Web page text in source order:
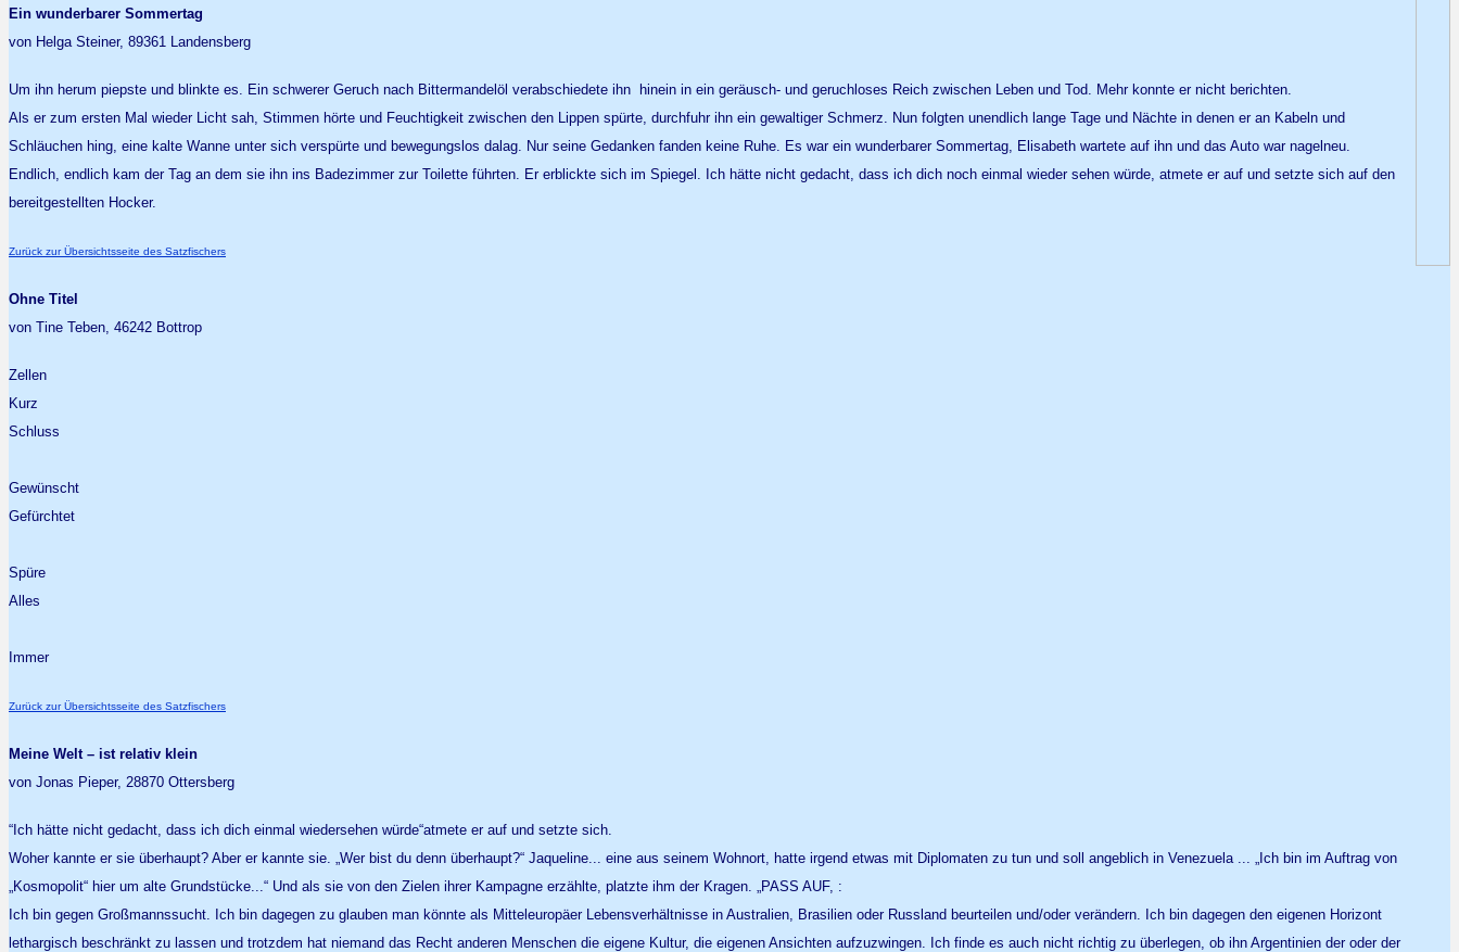
Ein wunderbarer Sommertag
von Helga Steiner, 89361 Landensberg
Um ihn herum piepste und blinkte es. Ein schwerer Geruch nach Bittermandelöl verabschiedete ihn  hinein in ein geräusch- und geruchloses Reich zwischen Leben und Tod. Mehr konnte er nicht berichten.
Als er zum ersten Mal wieder Licht sah, Stimmen hörte und Feuchtigkeit zwischen den Lippen spürte, durchfuhr ihn ein gewaltiger Schmerz. Nun folgten unendlich lange Tage und Nächte in denen er an Kabeln und
Schläuchen hing, eine kalte Wanne unter sich verspürte und bewegungslos dalag. Nur seine Gedanken fanden keine Ruhe. Es war ein wunderbarer Sommertag, Elisabeth wartete auf ihn und das Auto war nagelneu.
Endlich, endlich kam der Tag an dem sie ihn ins Badezimmer zur Toilette führten. Er erblickte sich im Spiegel. Ich hätte nicht gedacht, dass ich dich noch einmal wieder sehen würde, atmete er auf und setzte sich auf den
bereitgestellten Hocker.
Zurück zur Übersichtsseite des Satzfischers
Ohne Titel
von Tine Teben, 46242 Bottrop
Zellen
Kurz
Schluss
Gewünscht
Gefürchtet
Spüre
Alles
Immer
Zurück zur Übersichtsseite des Satzfischers
Meine Welt – ist relativ klein
von Jonas Pieper, 28870 Ottersberg
“Ich hätte nicht gedacht, dass ich dich einmal wiedersehen würde“atmete er auf und setzte sich.
Woher kannte er sie überhaupt? Aber er kannte sie. „Wer bist du denn überhaupt?“ Jaqueline... eine aus seinem Wohnort, hatte irgend etwas mit Diplomaten zu tun und soll angeblich in Venezuela ... „Ich bin im Auftrag von
„Kosmopolit“ hier um alte Grundstücke...“ Und als sie von den Zielen ihrer Kampagne erzählte, platzte ihm der Kragen. „PASS AUF, :
Ich bin gegen Großmannssucht. Ich bin dagegen zu glauben man könnte als Mitteleuropäer Lebensverhältnisse in Australien, Brasilien oder Russland beurteilen und/oder verändern. Ich bin dagegen den eigenen Horizont
lethargisch beschränkt zu lassen und trotzdem hat niemand das Recht anderen Menschen die eigene Kultur, die eigenen Ansichten aufzuzwingen. Ich finde es auch nicht richtig zu überlegen, ob ihn Argentinien der oder der